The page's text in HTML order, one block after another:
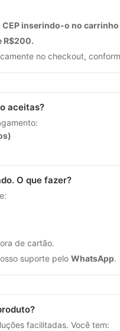
inserindo-o no
R$200.
no checkout,
aceitas?
O que fazer?
de cartão.
suporte pelo WhatsApp.
facilitadas. Você tem: